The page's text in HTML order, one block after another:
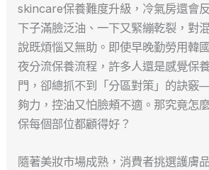
skincare保養難度升級，冷氣房還會
下子滿臉泛油、一下又緊繃乾裂，對
說既煩惱又無助。即使早晚勤勞用韓
夜分流保養流程，許多人還是感覺保
門，卻總抓不到「分區對策」的訣竅
夠力，控油又怕臉頰不適。那究竟怎
保每個部位都顧得好？
隨著美妝市場成熟，消費者挑選護膚